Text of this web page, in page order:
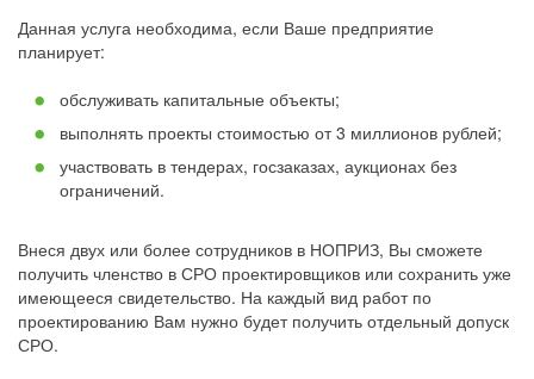
Данная услуга необходима, если Ваше предприятие
планирует:
обслуживать капитальные объекты;
выполнять проекты стоимостью от 3 миллионов рублей;
участвовать в тендерах, госзаказах, аукционах без
ограничений.
Внеся двух или более сотрудников в НОПРИЗ, Вы сможете
получить членство в СРО проектировщиков или сохранить уже
имеющееся свидетельство. На каждый вид работ по
проектированию Вам нужно будет получить отдельный допуск
СРО.